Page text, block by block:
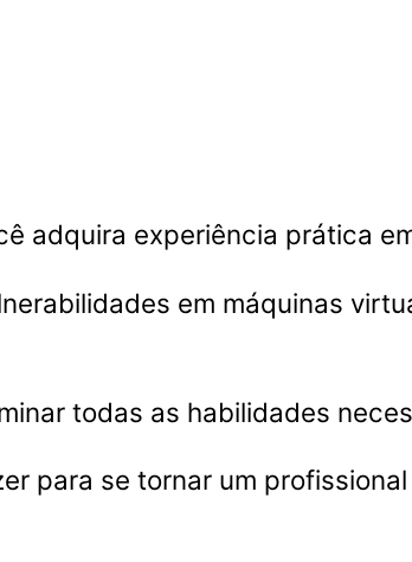
adquira experiência prática
em máquinas
todas as habilidades
para se tornar um